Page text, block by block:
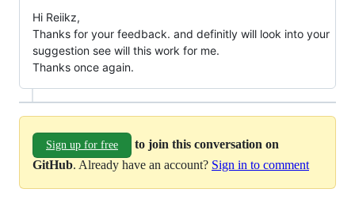
Hi Reiikz,
Thanks for your feedback. and definitly will look into your
suggestion see will this work for me.
Thanks once again.
Sign up for free
to join this conversation on
GitHub. Already have an account? Sign in to comment